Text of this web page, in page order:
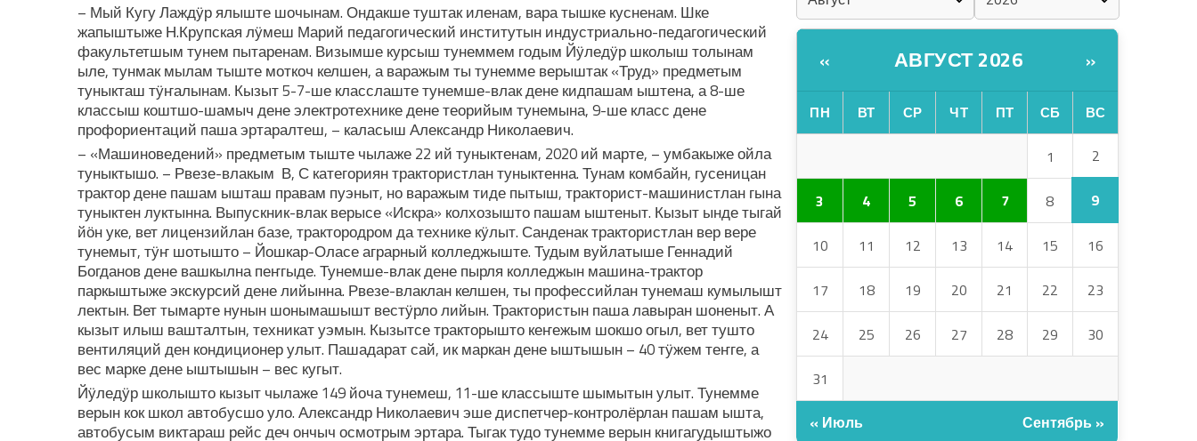
– Мый Кугу Лаждӱр ялыште шочынам. Ондакше туштак иленам, вара тышке кусненам. Шке
жапыштыже Н.Крупская лӱмеш Марий педагогический институтын индустриально-педагогический
факультетшым тунем пытаренам. Визымше курсыш тунеммем годым Йӱледӱр школыш толынам
ыле, тунмак мылам тыште моткоч келшен, а варажым ты тунемме верыштак «Труд» предметым
туныкташ тӱҥалынам. Кызыт 5-7-ше класслаште тунемше-влак дене кидпашам ыштена, а 8-ше
классыш коштшо-шамыч дене электротехнике дене теорийым тунемына, 9-ше класс дене
профориентаций паша эртаралтеш, – каласыш Александр Николаевич.
– «Машиноведений» предметым тыште чылаже 22 ий туныктенам, 2020 ий марте, – умбакыже ойла
туныктышо. – Рвезе-влакым В, С категориян трактористлан туныктенна. Тунам комбайн, гусеницан
трактор дене пашам ышташ правам пуэныт, но варажым тиде пытыш, тракторист-машинистлан гына
туныктен луктынна. Выпускник-влак верысе «Искра» колхозышто пашам ыштеныт. Кызыт ынде тыгай
йӧн уке, вет лицензийлан базе, трактородром да технике кӱлыт. Санденак трактористлан вер вере
тунемыт, тӱҥ шотышто – Йошкар-Оласе аграрный колледжыште. Тудым вуйлатыше Геннадий
Богданов дене вашкылна пеҥгыде. Тунемше-влак дене пырля колледжын машина-трактор
паркыштыже экскурсий дене лийынна. Рвезе-влаклан келшен, ты профессийлан тунемаш кумылышт
лектын. Вет тымарте нунын шонымашышт вестӱрло лийын. Трактористын паша лавыран шоненыт. А
кызыт илыш вашталтын, техникат уэмын. Кызытсе тракторышто кеҥежым шокшо огыл, вет тушто
вентиляций ден кондиционер улыт. Пашадарат сай, ик маркан дене ыштышын – 40 тӱжем теҥге, а
вес марке дене ыштышын – вес кугыт.
Йӱледӱр школышто кызыт чылаже 149 йоча тунемеш, 11-ше классыште шымытын улыт. Тунемме
верын кок школ автобусшо уло. Александр Николаевич эше диспетчер-контролёрлан пашам ышта,
автобусым виктараш рейс деч ончыч осмотрым эртара. Тыгак тудо тунемме верын книгагудыштыжо
« АВГУСТ 2026 »
ПН ВТ СР ЧТ ПТ СБ ВС
1 2
3 4 5 6 7 8 9
10 11 12 13 14 15 16
17 18 19 20 21 22 23
24 25 26 27 28 29 30
31
« Июль Сентябрь »